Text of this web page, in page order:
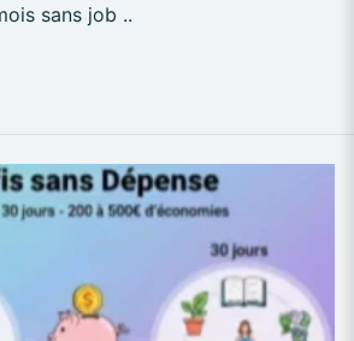
sans job ..